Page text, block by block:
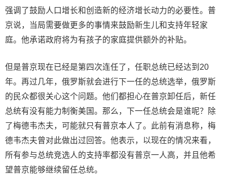
强调了鼓励人口增长和创造新的经济增长动力的必要性。普
京说，当局需要做更多的事情来鼓励新生儿和支持年轻家
庭。他承诺政府将为有孩子的家庭提供额外的补贴。
但是普京现在已经是第四次连任了，任职总统已经达到20
年。再过几年，俄罗斯就会进行下一任的总统选举，俄罗斯
的民众都很关心这个问题。他们都担心在普京卸任后，新任
总统有没有能力制衡美国。那么，下一任总统会是谁呢？除
了梅德韦杰夫，可能就只有普京本人了。此前有消息称，梅
德韦杰夫曾对此做出过回答。他表示，以现在的情况来看，
所有参与总统竞选人的支持率都没有普京一人高，并且他希
望普京能够继续留任总统。